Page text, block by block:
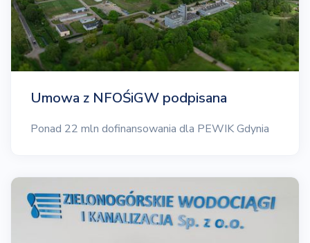
Umowa z NFOŚiGW podpisana
Ponad 22 mln dofinansowania dla PEWIK Gdynia